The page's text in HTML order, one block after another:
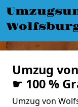
Umzug
☛ 100 %
Umzug von